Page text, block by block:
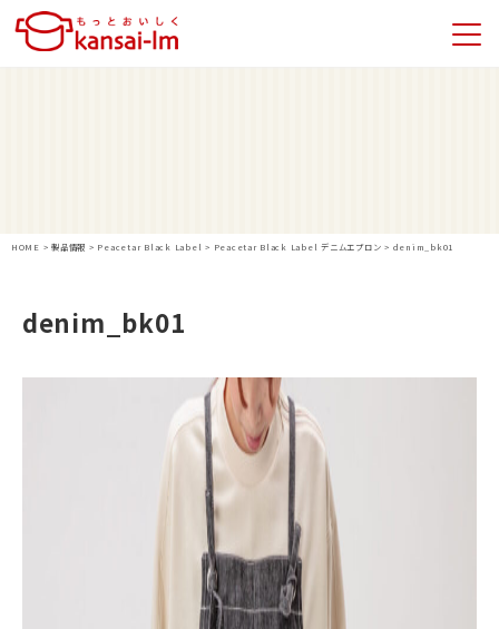
HOME >製品情報 > Peacetar Black Label > Peacetar Black Label デニムエプロン > denim_bk01
denim_bk01